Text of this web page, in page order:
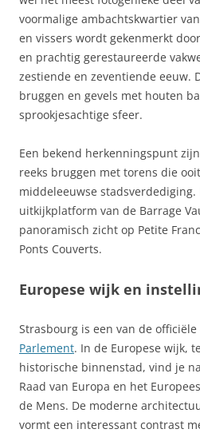
voormalige ambachtskwartier
en vissers wordt gekenmerkt
en prachtig gerestaureerde
zestiende en zeventiende eeuw.
bruggen en gevels met houten
sprookjesachtige sfeer.
Een bekend herkenningspunt
reeks bruggen met torens die
middeleeuwse
uitkijkplatform van de Barrage
panoramisch zicht op Petite
Ponts Couverts.
Europese wijk en
Strasbourg is een van de
Parlement. In de Europese wijk,
historische binnenstad, vind je
Raad van Europa en het
de Mens. De moderne
vormt een interessant contrast